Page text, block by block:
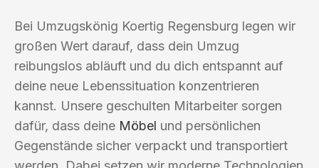
Bei Umzugskönig Koertig Regensburg legen wir
großen Wert darauf, dass dein Umzug
reibungslos abläuft und du dich entspannt auf
deine neue Lebenssituation konzentrieren
kannst. Unsere geschulten Mitarbeiter sorgen
dafür, dass deine Möbel und persönlichen
Gegenstände sicher verpackt und transportiert